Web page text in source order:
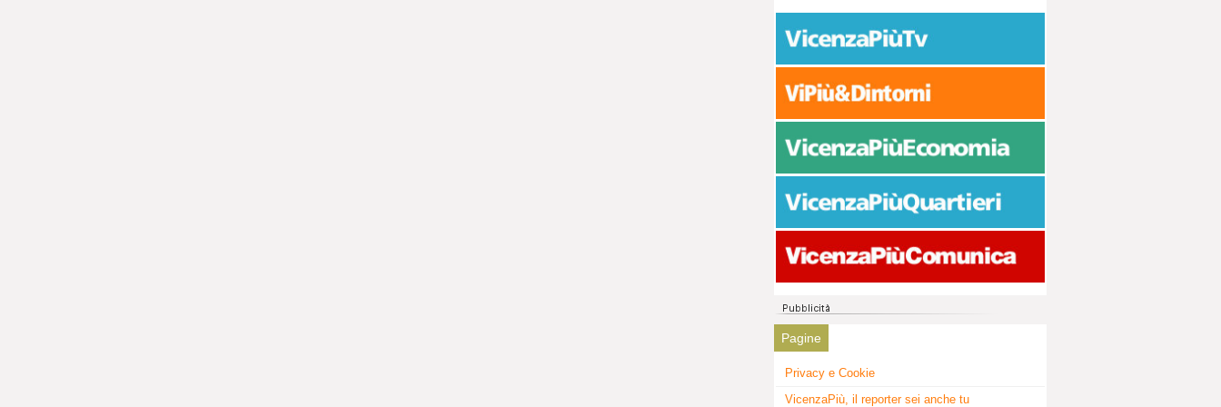
Pagine
Privacy e Cookie
VicenzaPiù, il reporter sei anche tu